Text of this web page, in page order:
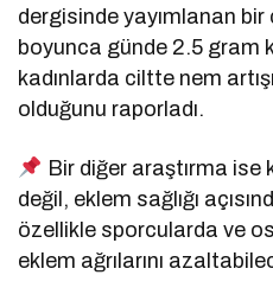
dergisinde yayımlanan
boyunca günde 2.5 gram
kadınlarda ciltte nem
olduğunu raporladı.
Bir diğer araştırma
değil, eklem sağlığı
özellikle sporcularda ve
eklem ağrılarını